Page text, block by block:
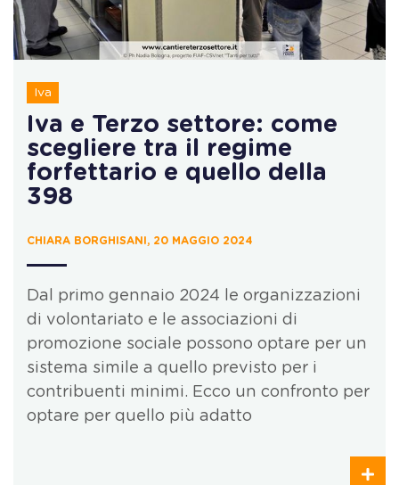
Iva
Iva e Terzo settore: come
scegliere tra il regime
forfettario e quello della
398
CHIARA BORGHISANI, 20 MAGGIO 2024
Dal primo gennaio 2024 le organizzazioni
di volontariato e le associazioni di
promozione sociale possono optare per un
sistema simile a quello previsto per i
contribuenti minimi. Ecco un confronto per
optare per quello più adatto